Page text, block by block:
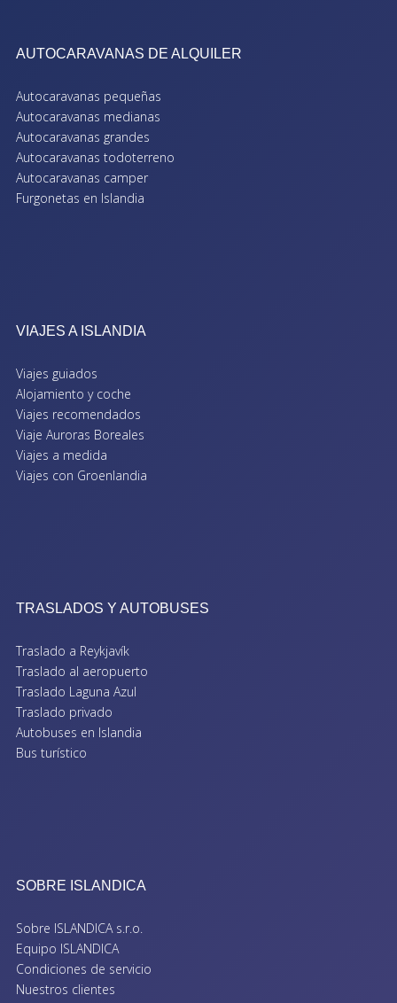
AUTOCARAVANAS DE ALQUILER
Autocaravanas pequeñas
Autocaravanas medianas
Autocaravanas grandes
Autocaravanas todoterreno
Autocaravanas camper
Furgonetas en Islandia
VIAJES A ISLANDIA
Viajes guiados
Alojamiento y coche
Viajes recomendados
Viaje Auroras Boreales
Viajes a medida
Viajes con Groenlandia
TRASLADOS Y AUTOBUSES
Traslado a Reykjavík
Traslado al aeropuerto
Traslado Laguna Azul
Traslado privado
Autobuses en Islandia
Bus turístico
SOBRE ISLANDICA
Sobre ISLANDICA s.r.o.
Equipo ISLANDICA
Condiciones de servicio
Nuestros clientes